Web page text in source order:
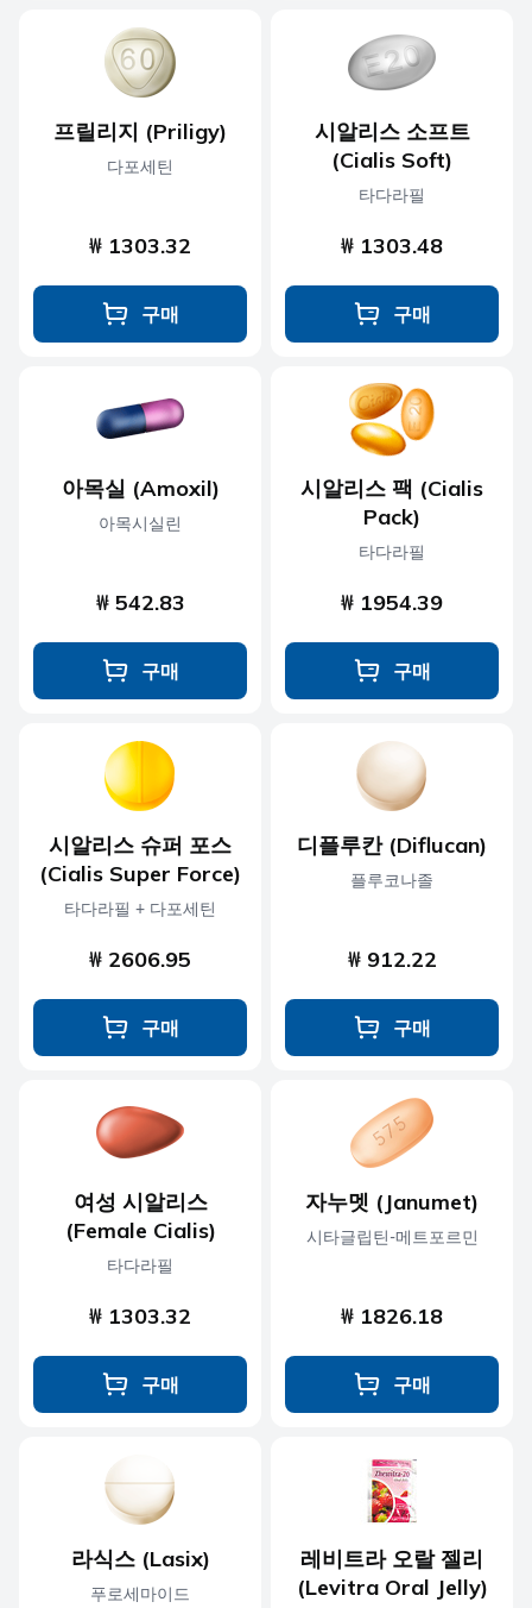
프릴리지 (Priligy)
다포세틴
₩ 1303.32
구매
시알리스 소프트
(Cialis Soft)
타다라필
₩ 1303.48
구매
아목실 (Amoxil)
아목시실린
₩ 542.83
구매
시알리스 팩 (Cialis
Pack)
타다라필
₩ 1954.39
구매
시알리스 슈퍼 포스
(Cialis Super Force)
타다라필 + 다포세틴
₩ 2606.95
구매
디플루칸 (Diflucan)
플루코나졸
₩ 912.22
구매
여성 시알리스
(Female Cialis)
타다라필
₩ 1303.32
구매
자누멧 (Janumet)
시타글립틴-메트포르민
₩ 1826.18
구매
라식스 (Lasix)
푸로세마이드
레비트라 오랄 젤리
(Levitra Oral Jelly)